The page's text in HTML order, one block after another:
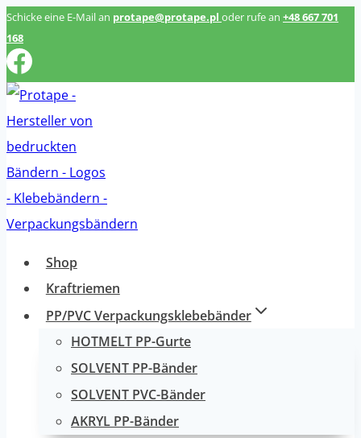
Zum
Inhalt
springen
Schicke eine E-Mail an protape@protape.pl oder rufe an +48 667 701
168
Shop
Kraftriemen
PP/PVC Verpackungsklebebänder
HOTMELT PP-Gurte
SOLVENT PP-Bänder
SOLVENT PVC-Bänder
AKRYL PP-Bänder